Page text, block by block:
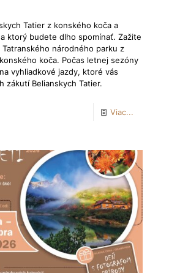
Tatier z konského koča a
ktorý budete dlho spomínať. Zažite
národného parku z
koča. Počas letnej sezóny
vyhliadkové jazdy, ktoré vás
zákutí Belianskych Tatier.
Viac...